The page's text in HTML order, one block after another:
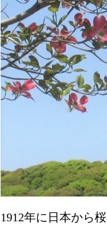
1912年に日本から